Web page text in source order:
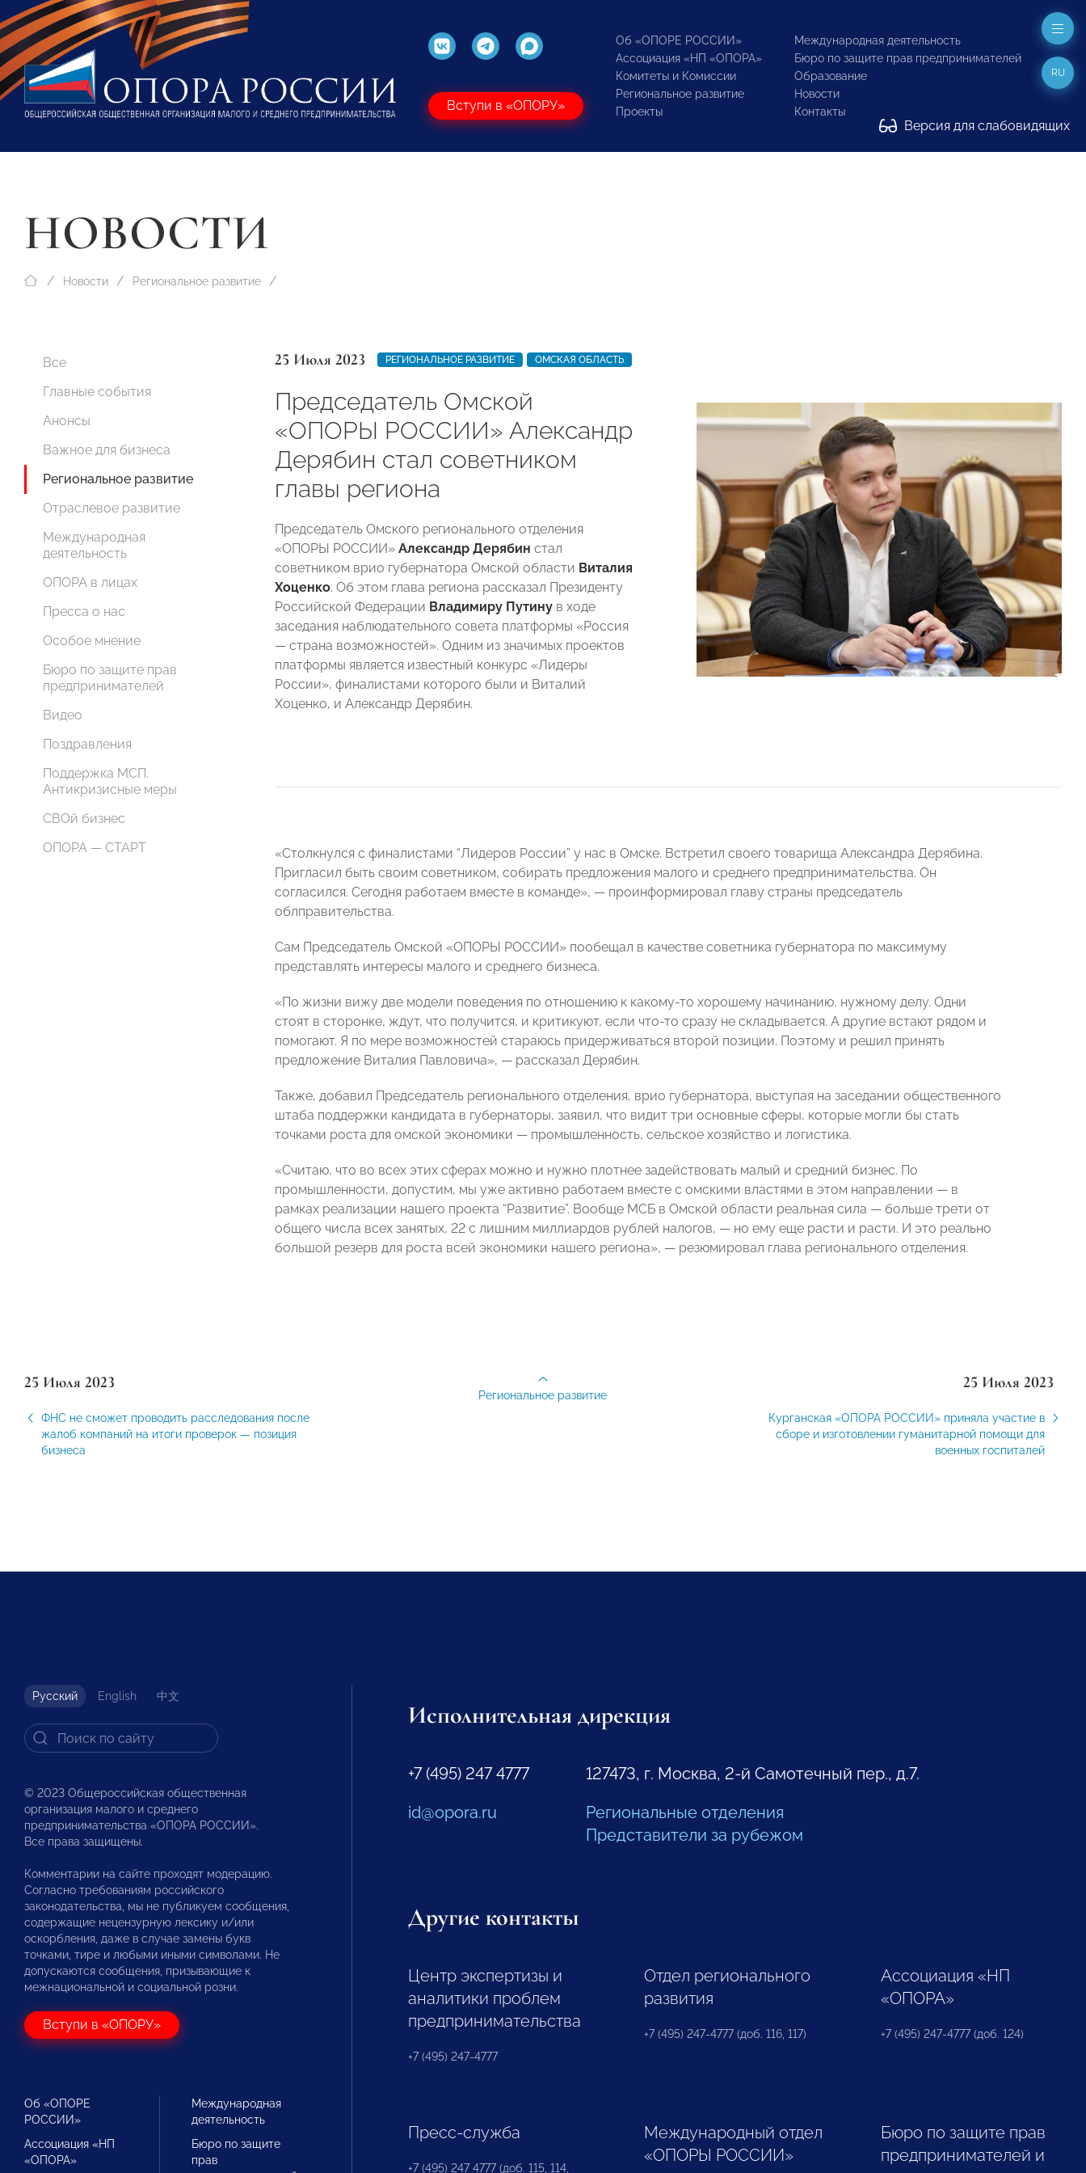
Вступи в «ОПОРУ»
Об «ОПОРЕ РОССИИ»
Ассоциация «НП «ОПОРА»
Комитеты и Комиссии
Региональное развитие
Проекты
Международная деятельность
Бюро по защите прав предпринимателей
Образование
Новости
Контакты
Версия для слабовидящих
RU
НОВОСТИ
Новости Региональное развитие
Все
Главные события
Анонсы
Важное для бизнеса
Региональное развитие
Отраслевое развитие
Международная
деятельность
ОПОРА в лицах
Пресса о нас
Особое мнение
Бюро по защите прав
предпринимателей
Видео
Поздравления
Поддержка МСП.
Антикризисные меры
СВОй бизнес
ОПОРА — СТАРТ
25 Июля 2023 РЕГИОНАЛЬНОЕ РАЗВИТИЕ ОМСКАЯ ОБЛАСТЬ
Председатель Омской
«ОПОРЫ РОССИИ» Александр
Дерябин стал советником
главы региона
Председатель Омского регионального отделения
«ОПОРЫ РОССИИ» Александр Дерябин стал
советником врио губернатора Омской области Виталия
Хоценко. Об этом глава региона рассказал Президенту
Российской Федерации Владимиру Путину в ходе
заседания наблюдательного совета платформы «Россия
— страна возможностей». Одним из значимых проектов
платформы является известный конкурс «Лидеры
России», финалистами которого были и Виталий
Хоценко, и Александр Дерябин.
«Столкнулся с финалистами “Лидеров России” у нас в Омске. Встретил своего товарища Александра Дерябина.
Пригласил быть своим советником, собирать предложения малого и среднего предпринимательства. Он
согласился. Сегодня работаем вместе в команде», — проинформировал главу страны председатель
облправительства.
Сам Председатель Омской «ОПОРЫ РОССИИ» пообещал в качестве советника губернатора по максимуму
представлять интересы малого и среднего бизнеса.
«По жизни вижу две модели поведения по отношению к какому-то хорошему начинанию, нужному делу. Одни
стоят в сторонке, ждут, что получится, и критикуют, если что-то сразу не складывается. А другие встают рядом и
помогают. Я по мере возможностей стараюсь придерживаться второй позиции. Поэтому и решил принять
предложение Виталия Павловича», — рассказал Дерябин.
Также, добавил Председатель регионального отделения, врио губернатора, выступая на заседании общественного
штаба поддержки кандидата в губернаторы, заявил, что видит три основные сферы, которые могли бы стать
точками роста для омской экономики — промышленность, сельское хозяйство и логистика.
«Считаю, что во всех этих сферах можно и нужно плотнее задействовать малый и средний бизнес. По
промышленности, допустим, мы уже активно работаем вместе с омскими властями в этом направлении — в
рамках реализации нашего проекта “Развитие”. Вообще МСБ в Омской области реальная сила — больше трети от
общего числа всех занятых, 22 с лишним миллиардов рублей налогов, — но ему еще расти и расти. И это реально
большой резерв для роста всей экономики нашего региона», — резюмировал глава регионального отделения.
25 Июля 2023
ФНС не сможет проводить расследования после
жалоб компаний на итоги проверок — позиция
бизнеса
25 Июля 2023
Курганская «ОПОРА РОССИИ» приняла участие в
сборе и изготовлении гуманитарной помощи для
военных госпиталей
Региональное развитие
Русский English 中文
© 2023 Общероссийская общественная
организация малого и среднего
предпринимательства «ОПОРА РОССИИ».
Все права защищены.
Комментарии на сайте проходят модерацию.
Согласно требованиям российского
законодательства, мы не публикуем сообщения,
содержащие нецензурную лексику и/или
оскорбления, даже в случае замены букв
точками, тире и любыми иными символами. Не
допускаются сообщения, призывающие к
межнациональной и социальной розни.
Вступи в «ОПОРУ»
Об «ОПОРЕ
РОССИИ»
Ассоциация «НП
«ОПОРА»
Международная
деятельность
Бюро по защите
прав
Исполнительная дирекция
+7 (495) 247 4777
id@opora.ru
127473, г. Москва, 2-й Самотечный пер., д.7.
Региональные отделения
Представители за рубежом
Другие контакты
Центр экспертизы и
аналитики проблем
предпринимательства
+7 (495) 247-4777
Отдел регионального
развития
+7 (495) 247-4777 (доб. 116, 117)
Ассоциация «НП
«ОПОРА»
+7 (495) 247-4777 (доб. 124)
Пресс-служба
+7 (495) 247 4777 (доб. 115, 114,
Международный отдел
«ОПОРЫ РОССИИ»
Бюро по защите прав
предпринимателей и